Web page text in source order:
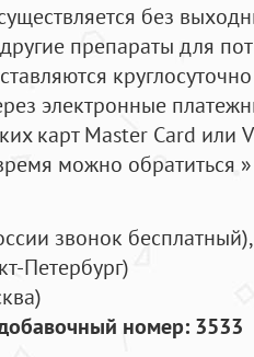
без
препараты для
круглосуточно
электронные
карт Master Card или
можно обратиться
звонок бесплатный),
Петербург)
номер: 3533